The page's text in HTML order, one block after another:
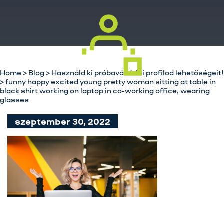
Üzletágak
Szolgáltatásaink
Karrier
Kapcsolat
Próbavásárlóknak
Blog
Home> Blog> Használd ki próbavásárlói profilod lehetőségeit!
>funny happy excited young pretty woman sitting at table in
black shirt working on laptop in co-working office, wearing
glasses
szeptember 30, 2022